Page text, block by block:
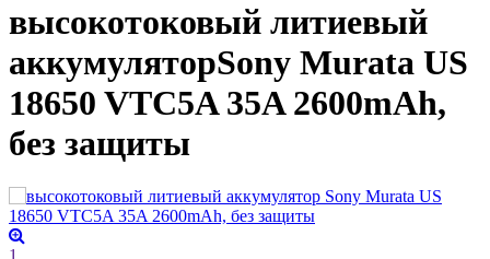
высокотоковый литиевый
аккумуляторSony Murata US
18650 VTC5A 35A 2600mAh,
без защиты